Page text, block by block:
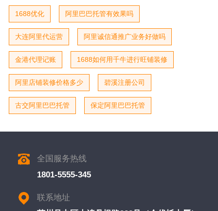
1688优化 阿里巴巴托管有效果吗
大连阿里代运营 阿里诚信通推广业务好做吗
金港代理记账 1688如何用千牛进行旺铺装修
阿里店铺装修价格多少 碧溪注册公司
古交阿里巴巴托管 保定阿里巴巴托管
全国服务热线
1801-5555-345
联系地址